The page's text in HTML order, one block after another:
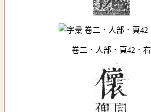
卷二．人部．頁42．右